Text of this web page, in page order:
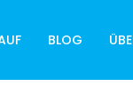
BLOG